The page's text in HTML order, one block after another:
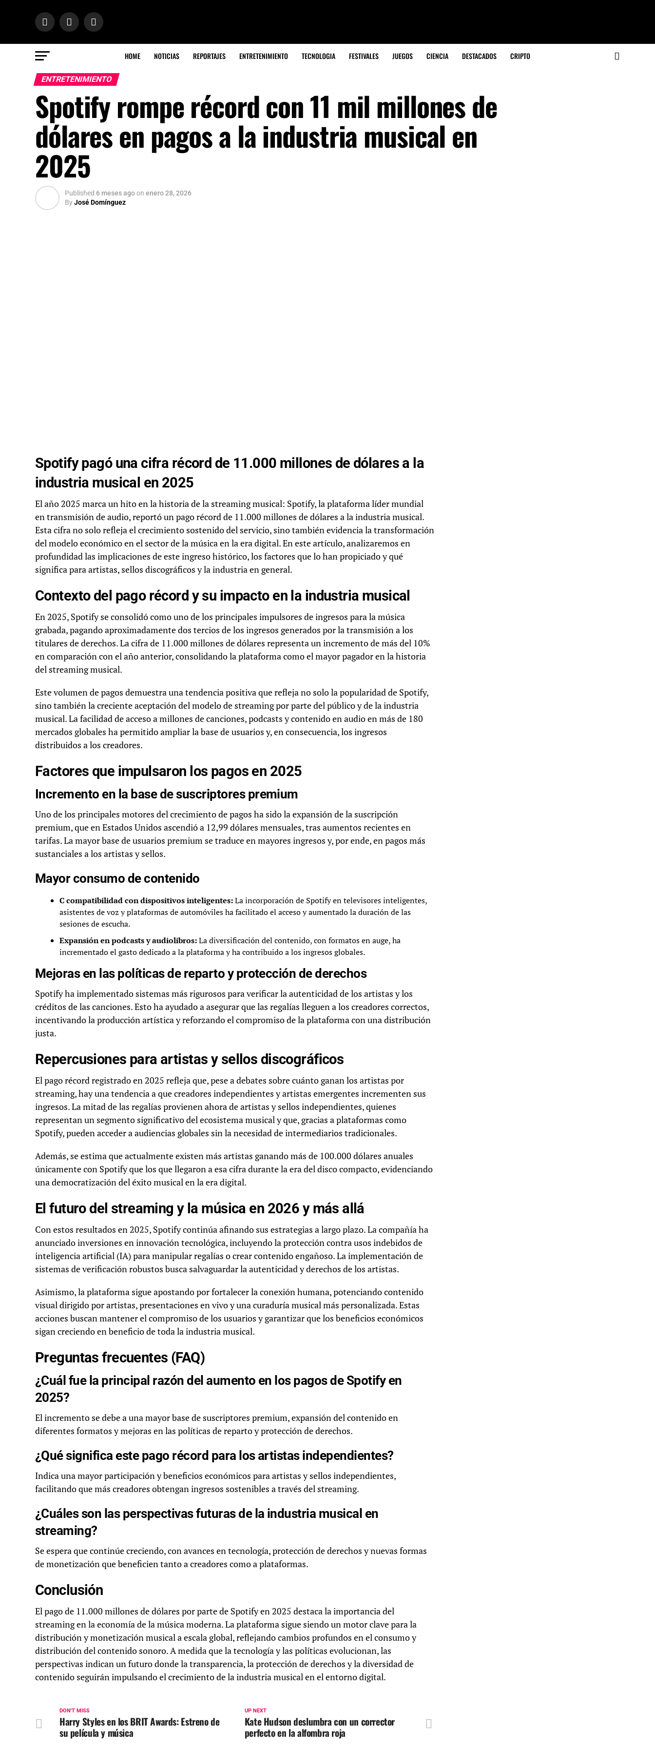
HOME NOTICIAS REPORTAJES ENTRETENIMIENTO TECNOLOGIA FESTIVALES JUEGOS CIENCIA DESTACADOS CRIPTO
ENTRETENIMIENTO
Spotify rompe récord con 11 mil millones de
dólares en pagos a la industria musical en
2025
Published 6 meses agoon enero 28, 2026
ByJosé Domínguez
Spotify pagó una cifra récord de 11.000 millones de dólares a la
industria musical en 2025
El año 2025 marca un hito en la historia de la streaming musical: Spotify, la plataforma líder mundial
en transmisión de audio, reportó un pago récord de 11.000 millones de dólares a la industria musical.
Esta cifra no solo refleja el crecimiento sostenido del servicio, sino también evidencia la transformación
del modelo económico en el sector de la música en la era digital. En este artículo, analizaremos en
profundidad las implicaciones de este ingreso histórico, los factores que lo han propiciado y qué
significa para artistas, sellos discográficos y la industria en general.
Contexto del pago récord y su impacto en la industria musical
En 2025, Spotify se consolidó como uno de los principales impulsores de ingresos para la música
grabada, pagando aproximadamente dos tercios de los ingresos generados por la transmisión a los
titulares de derechos. La cifra de 11.000 millones de dólares representa un incremento de más del 10%
en comparación con el año anterior, consolidando la plataforma como el mayor pagador en la historia
del streaming musical.
Este volumen de pagos demuestra una tendencia positiva que refleja no solo la popularidad de Spotify,
sino también la creciente aceptación del modelo de streaming por parte del público y de la industria
musical. La facilidad de acceso a millones de canciones, podcasts y contenido en audio en más de 180
mercados globales ha permitido ampliar la base de usuarios y, en consecuencia, los ingresos
distribuidos a los creadores.
Factores que impulsaron los pagos en 2025
Incremento en la base de suscriptores premium
Uno de los principales motores del crecimiento de pagos ha sido la expansión de la suscripción
premium, que en Estados Unidos ascendió a 12,99 dólares mensuales, tras aumentos recientes en
tarifas. La mayor base de usuarios premium se traduce en mayores ingresos y, por ende, en pagos más
sustanciales a los artistas y sellos.
Mayor consumo de contenido
C compatibilidad con dispositivos inteligentes:La incorporación de Spotify en televisores inteligentes,
asistentes de voz y plataformas de automóviles ha facilitado el acceso y aumentado la duración de las
sesiones de escucha.
Expansión en podcasts y audiolibros:La diversificación del contenido, con formatos en auge, ha
incrementado el gasto dedicado a la plataforma y ha contribuido a los ingresos globales.
Mejoras en las políticas de reparto y protección de derechos
Spotify ha implementado sistemas más rigurosos para verificar la autenticidad de los artistas y los
créditos de las canciones. Esto ha ayudado a asegurar que las regalías lleguen a los creadores correctos,
incentivando la producción artística y reforzando el compromiso de la plataforma con una distribución
justa.
Repercusiones para artistas y sellos discográficos
El pago récord registrado en 2025 refleja que, pese a debates sobre cuánto ganan los artistas por
streaming, hay una tendencia a que creadores independientes y artistas emergentes incrementen sus
ingresos. La mitad de las regalías provienen ahora de artistas y sellos independientes, quienes
representan un segmento significativo del ecosistema musical y que, gracias a plataformas como
Spotify, pueden acceder a audiencias globales sin la necesidad de intermediarios tradicionales.
Además, se estima que actualmente existen más artistas ganando más de 100.000 dólares anuales
únicamente con Spotify que los que llegaron a esa cifra durante la era del disco compacto, evidenciando
una democratización del éxito musical en la era digital.
El futuro del streaming y la música en 2026 y más allá
Con estos resultados en 2025, Spotify continúa afinando sus estrategias a largo plazo. La compañía ha
anunciado inversiones en innovación tecnológica, incluyendo la protección contra usos indebidos de
inteligencia artificial (IA) para manipular regalías o crear contenido engañoso. La implementación de
sistemas de verificación robustos busca salvaguardar la autenticidad y derechos de los artistas.
Asimismo, la plataforma sigue apostando por fortalecer la conexión humana, potenciando contenido
visual dirigido por artistas, presentaciones en vivo y una curaduría musical más personalizada. Estas
acciones buscan mantener el compromiso de los usuarios y garantizar que los beneficios económicos
sigan creciendo en beneficio de toda la industria musical.
Preguntas frecuentes (FAQ)
¿Cuál fue la principal razón del aumento en los pagos de Spotify en
2025?
El incremento se debe a una mayor base de suscriptores premium, expansión del contenido en
diferentes formatos y mejoras en las políticas de reparto y protección de derechos.
¿Qué significa este pago récord para los artistas independientes?
Indica una mayor participación y beneficios económicos para artistas y sellos independientes,
facilitando que más creadores obtengan ingresos sostenibles a través del streaming.
¿Cuáles son las perspectivas futuras de la industria musical en
streaming?
Se espera que continúe creciendo, con avances en tecnología, protección de derechos y nuevas formas
de monetización que beneficien tanto a creadores como a plataformas.
Conclusión
El pago de 11.000 millones de dólares por parte de Spotify en 2025 destaca la importancia del
streaming en la economía de la música moderna. La plataforma sigue siendo un motor clave para la
distribución y monetización musical a escala global, reflejando cambios profundos en el consumo y
distribución del contenido sonoro. A medida que la tecnología y las políticas evolucionan, las
perspectivas indican un futuro donde la transparencia, la protección de derechos y la diversidad de
contenido seguirán impulsando el crecimiento de la industria musical en el entorno digital.
UP NEXT
Kate Hudson deslumbra con un corrector
perfecto en la alfombra roja
DON'T MISS
Harry Styles en los BRIT Awards: Estreno de
su película y música